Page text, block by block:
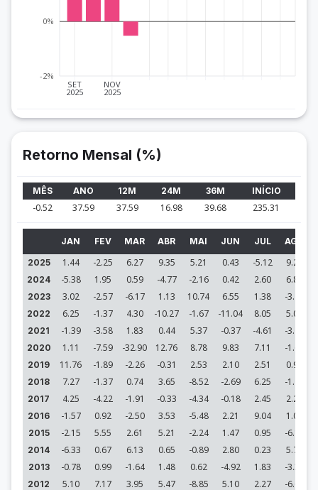
SET
2025
NOV
2025
-2%
0%
Retorno Mensal (%)
MÊS ANO 12M 24M 36M INÍCIO
-0.52 37.59 37.59 16.98 39.68 235.31
JAN FEV MAR ABR MAI JUN JUL AGO
2025
1.44 -2.25 6.27 9.35 5.21 0.43 -5.12 9.28
2024 -5.38 1.95 0.59 -4.77 -2.16 0.42 2.60 6.89
2023 3.02 -2.57 -6.17 1.13 10.74 6.55 1.38 -3.78
2022 6.25 -1.37 4.30 -10.27 -1.67 -11.04 8.05 5.00
2021 -1.39 -3.58 1.83 0.44 5.37 -0.37 -4.61 -3.48
2020 1.11 -7.59 -32.90 12.76 8.78 9.83 7.11 -1.62
2019 11.76 -1.89 -2.26 -0.31 2.53 2.10 2.51 0.98
2018 7.27 -1.37 0.74 3.65 -8.52 -2.69 6.25 -1.40
2017 4.25 -4.22 -1.91 -0.33 -4.34 -0.18 2.45 2.25
2016 -1.57 0.92 -2.50 3.53 -5.48 2.21 9.04 1.02
2015 -2.15 5.55 2.61 5.21 -2.24 1.47 0.95 -6.15
2014 -6.33 0.67 6.13 0.65 -0.89 2.80 0.23 5.79
2013 -0.78 0.99 -1.64 1.48 0.62 -4.92 1.83 -3.35
2012 5.10 7.17 3.95 5.47 -8.85 5.10 2.27 -6.61